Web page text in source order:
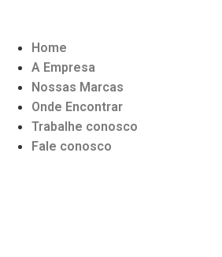
Home
A Empresa
Nossas Marcas
Onde Encontrar
Trabalhe conosco
Fale conosco